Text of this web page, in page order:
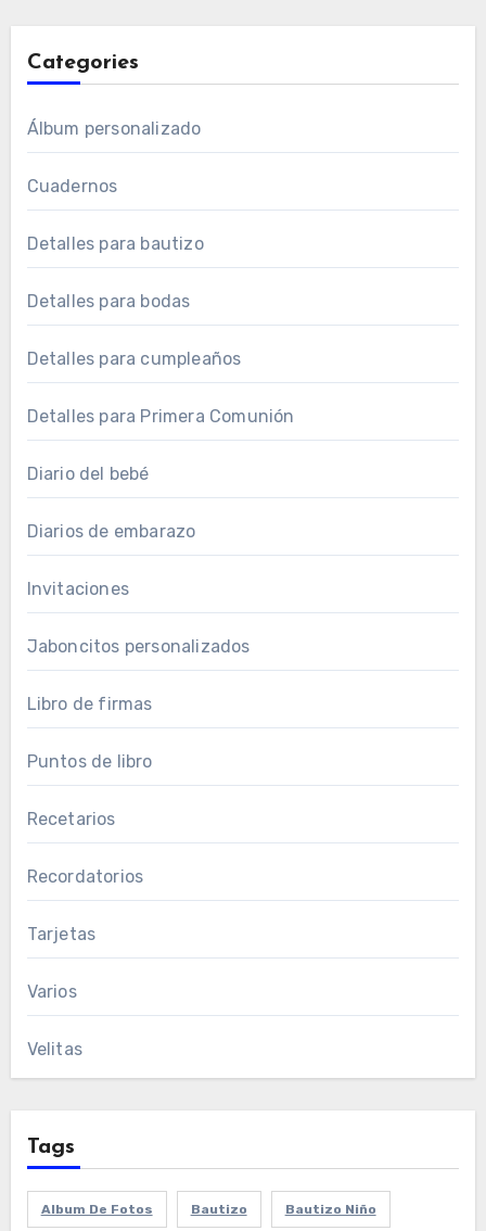
Categories
Álbum personalizado
Cuadernos
Detalles para bautizo
Detalles para bodas
Detalles para cumpleaños
Detalles para Primera Comunión
Diario del bebé
Diarios de embarazo
Invitaciones
Jaboncitos personalizados
Libro de firmas
Puntos de libro
Recetarios
Recordatorios
Tarjetas
Varios
Velitas
Tags
Album De Fotos Bautizo Bautizo Niño